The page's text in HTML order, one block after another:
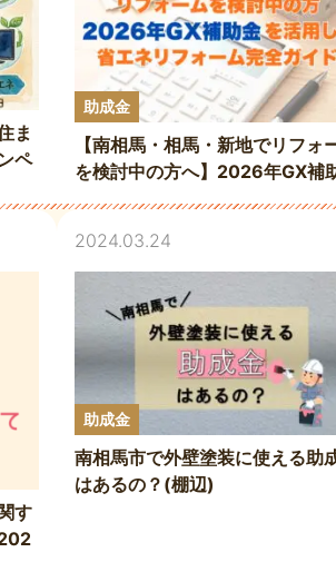
ま
ペ
助成金
【南相馬・相馬・新地でリフォ
を検討中の方へ】2026年GX補
す
2024.03.24
助成金
南相馬市で外壁塗装に使える助
はあるの？(棚辺)